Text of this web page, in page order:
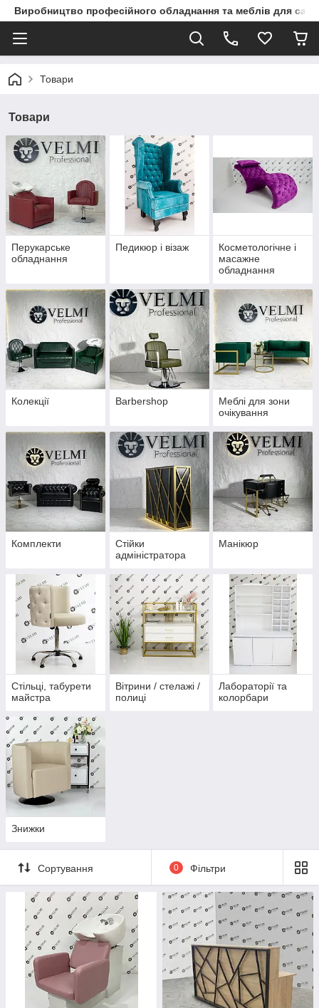
Виробництво професійного обладнання та меблів для
Товари
Товари
Перукарське
обладнання
Педикюр і візаж
Косметологічне і
масажне
обладнання
Колекції Barbershop
Меблі для зони
очікування
Комплекти
Стійки
адміністратора
Манікюр
Стільці, табурети
майстра
Вітрини / стелажі /
полиці
Лабораторії та
колорбари
Знижки
Сортування 0 Фільтри